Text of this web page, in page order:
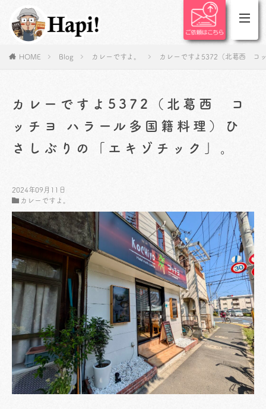
HOME Blog カレーですよ。 カレーですよ5372（北葛西 コ
カレーですよ5372（北葛西 コ
ッチヨ ハラール多国籍料理）ひ
さしぶりの「エキゾチック」。
2024年09月11日
カレーですよ。